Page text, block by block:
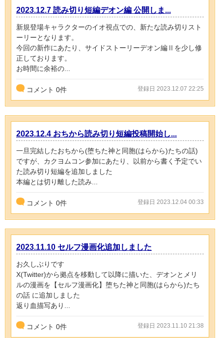
2023.12.7 読み切り短編デオン編 公開しま...
新規登場キャラクターのイオ視点での、新たな読み切りスト
ーリーとなります。
今回の新作にあたり、サイドストーリーデオン編Ⅱを少し修
正しております。
お時間に余裕の...
コメント 0件 登録日 2023.12.07 22:25
2023.12.4 おちから読み切り短編投稿開始し...
一旦完結したおちから(堕ちた神と同胞(はらから)たちの話)
ですが、カクヨムコン参加にあたり、以前から書く予定でい
た読み切り短編を追加しました
本編とは切り離した読み...
コメント 0件 登録日 2023.12.04 00:33
2023.11.10 セルフ漫画化追加しました
お久しぶりです
X(Twitter)から拠点を移動して以降に描いた、デオンとメリ
ルの漫画を【セルフ漫画化】堕ちた神と同胞(はらから)たち
の話 に追加しました
返り血描写あり...
コメント 0件 登録日 2023.11.10 21:38